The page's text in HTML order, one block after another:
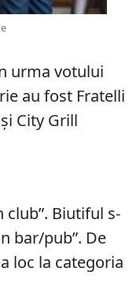
urma votului
au fost Fratelli
City Grill
club”. Biutiful s-
bar/pub”. De
loc la categoria